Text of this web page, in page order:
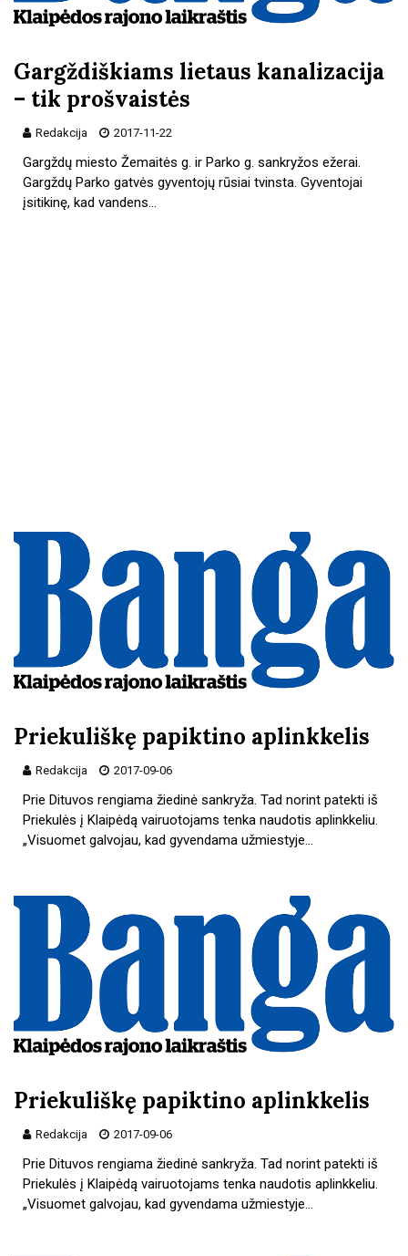
Gargždiškiams lietaus kanalizacija
– tik prošvaistės
Redakcija 2017-11-22
Gargždų miesto Žemaitės g. ir Parko g. sankryžos ežerai.
Gargždų Parko gatvės gyventojų rūsiai tvinsta. Gyventojai
įsitikinę, kad vandens…
Priekuliškę papiktino aplinkkelis
Redakcija 2017-09-06
Prie Dituvos rengiama žiedinė sankryža. Tad norint patekti iš
Priekulės į Klaipėdą vairuotojams tenka naudotis aplinkkeliu.
„Visuomet galvojau, kad gyvendama užmiestyje…
Priekuliškę papiktino aplinkkelis
Redakcija 2017-09-06
Prie Dituvos rengiama žiedinė sankryža. Tad norint patekti iš
Priekulės į Klaipėdą vairuotojams tenka naudotis aplinkkeliu.
„Visuomet galvojau, kad gyvendama užmiestyje…